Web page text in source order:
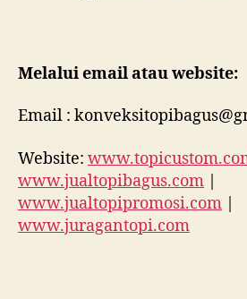
Melalui email atau website:
Email :
Website:
www.jualtopibagus.com |
www.jualtopipromosi.com |
www.juragantopi.com